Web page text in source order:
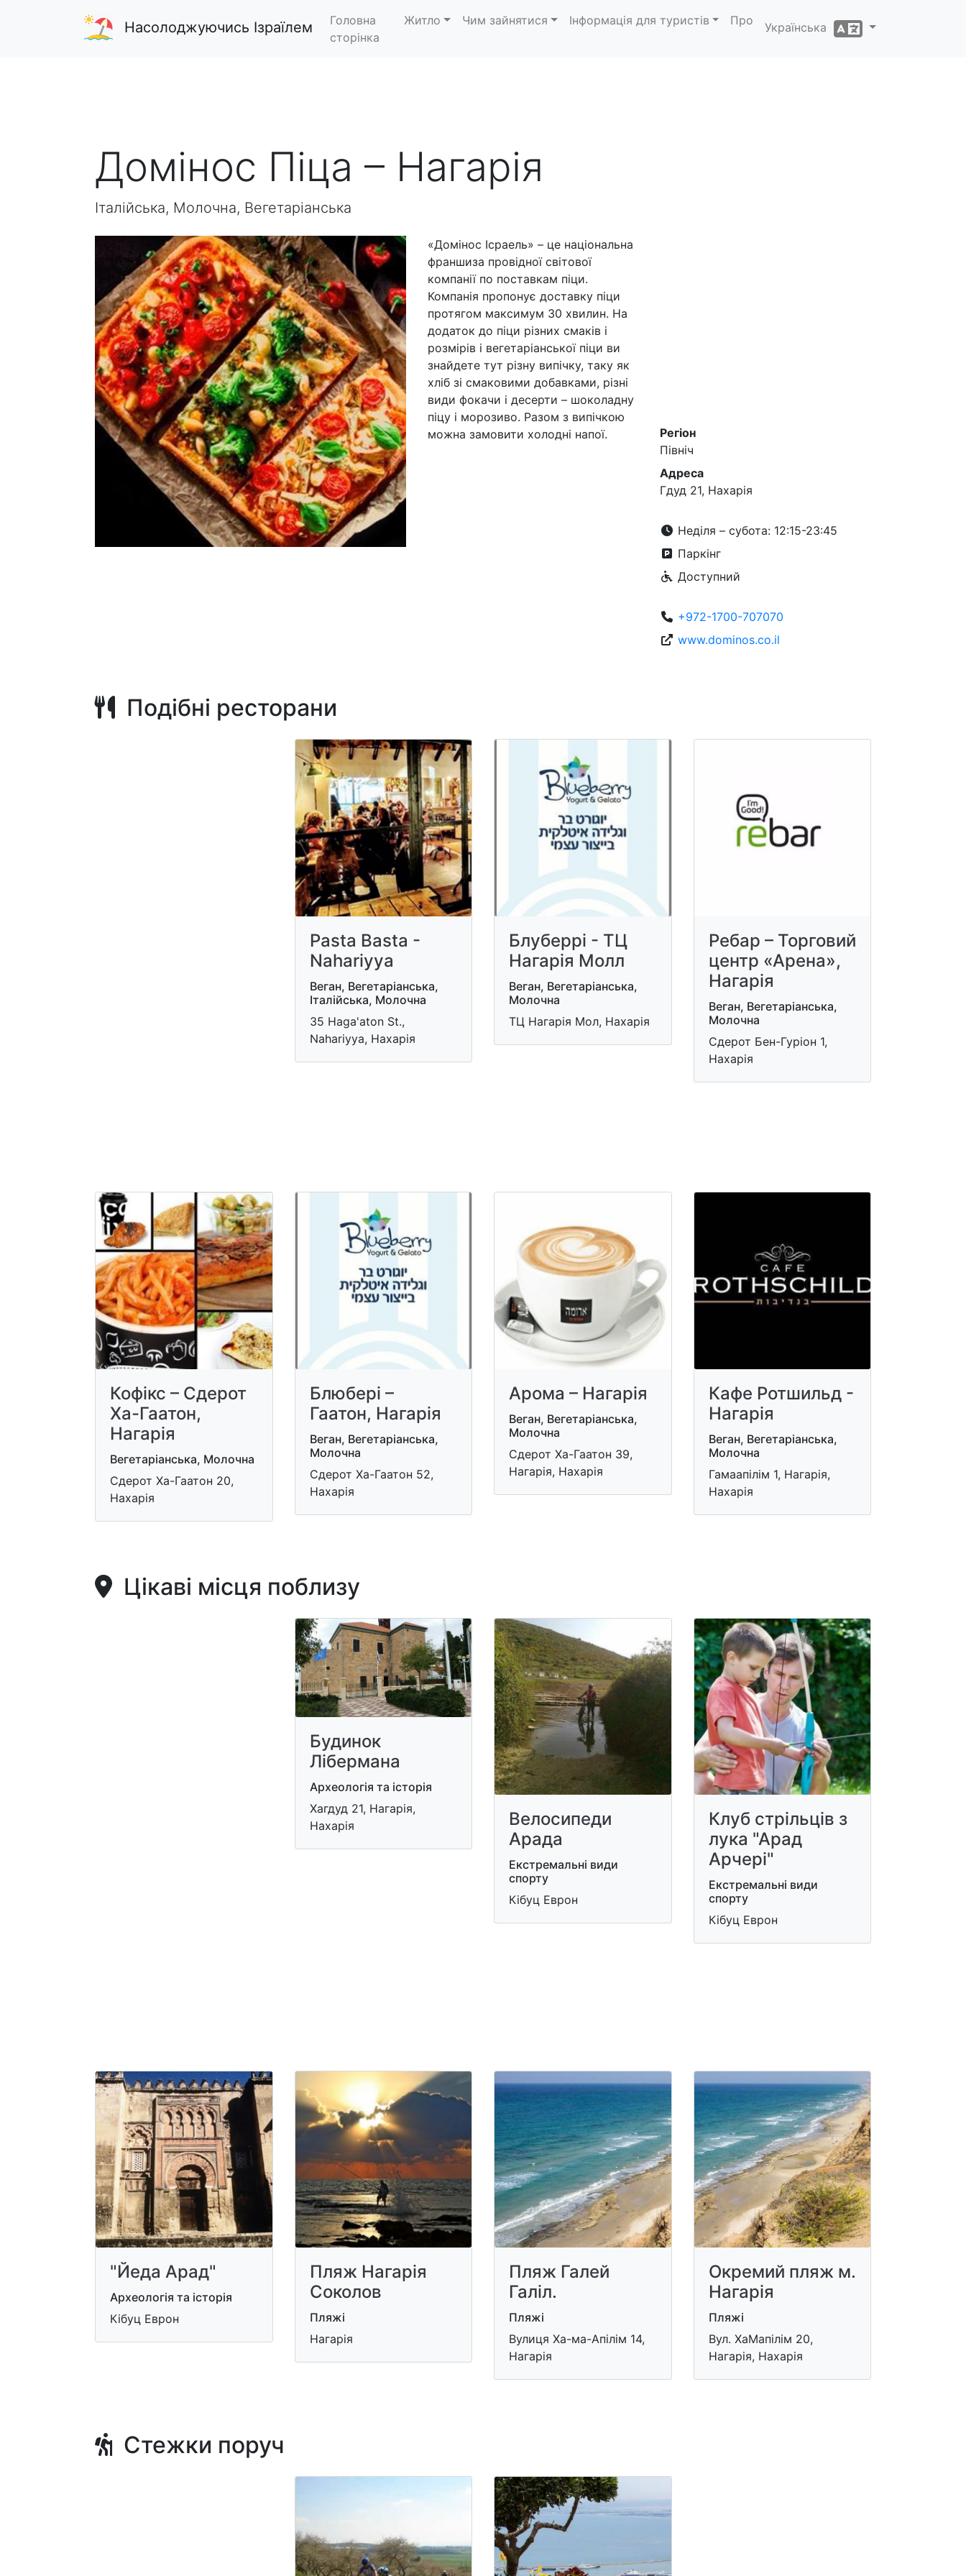
Насолоджуючись Ізраїлем
Головна
сторінка
Житло Чим зайнятися Інформація для туристів Про
Українська
Домінос Піца – Нагарія
Італійська, Молочна, Вегетаріанська
«Домінос Ісраель» – це національна
франшиза провідної світової
компанії по поставкам піци.
Компанія пропонує доставку піци
протягом максимум 30 хвилин. На
додаток до піци різних смаків і
розмірів і вегетаріанської піци ви
знайдете тут різну випічку, таку як
хліб зі смаковими добавками, різні
види фокачи і десерти – шоколадну
піцу і морозиво. Разом з випічкою
можна замовити холодні напої.
Регіон
Північ
Адреса
Гдуд 21, Нахарія
Неділя – субота: 12:15-23:45
Паркінг
Доступний
+972-1700-707070
www.dominos.co.il
Подібні ресторани
Pasta Basta -
Nahariyya
Веган, Вегетаріанська,
Італійська, Молочна
35 Haga'aton St.,
Nahariyya, Нахарія
Блуберрі - ТЦ
Нагарія Молл
Веган, Вегетаріанська,
Молочна
ТЦ Нагарія Мол, Нахарія
Ребар – Торговий
центр «Арена»,
Нагарія
Веган, Вегетаріанська,
Молочна
Сдерот Бен-Гуріон 1,
Нахарія
Кофікс – Сдерот
Ха-Гаатон,
Нагарія
Вегетаріанська, Молочна
Сдерот Ха-Гаатон 20,
Нахарія
Блюбері –
Гаатон, Нагарія
Веган, Вегетаріанська,
Молочна
Сдерот Ха-Гаатон 52,
Нахарія
Арома – Нагарія
Веган, Вегетаріанська,
Молочна
Сдерот Ха-Гаатон 39,
Нагарiя, Нахарія
Кафе Ротшильд -
Нагарія
Веган, Вегетаріанська,
Молочна
Гамаапілім 1, Нагарія,
Нахарія
Цікаві місця поблизу
Будинок
Лібермана
Археологія та історія
Хагдуд 21, Нагарія,
Нахарія
Велосипеди
Арада
Екстремальні види
спорту
Кібуц Еврон
Клуб стрільців з
лука "Арад
Арчері"
Екстремальні види
спорту
Кібуц Еврон
"Йеда Арад"
Археологія та історія
Кібуц Еврон
Пляж Нагарія
Соколов
Пляжі
Нагарія
Пляж Галей
Галіл.
Пляжі
Вулиця Ха-ма-Апілім 14,
Нагарія
Окремий пляж м.
Нагарія
Пляжі
Вул. ХаМапілім 20,
Нагарія, Нахарія
Стежки поруч